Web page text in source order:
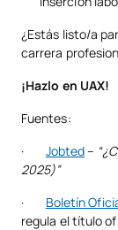
¿Estás listo/a
carrera
¡Hazlo en UAX!
Fuentes:
· Jobted–
2025)”
· Boletín
regula el título